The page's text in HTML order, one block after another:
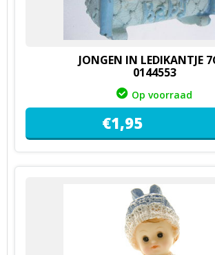
JONGEN IN LEDIKANTJE
0144553
Op voorraad
€1,95